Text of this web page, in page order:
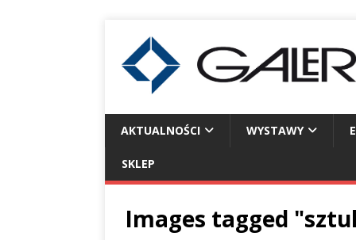
AKTUALNOŚCI WYSTAWY
SKLEP
Images tagged